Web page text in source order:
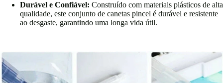
Durável e Confiável: Construído com materiais plásticos de alta
qualidade, este conjunto de canetas pincel é durável e resistente
ao desgaste, garantindo uma longa vida útil.